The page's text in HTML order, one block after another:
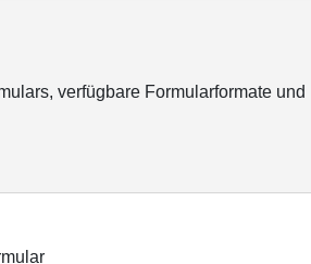
verfügbare Formularformate und